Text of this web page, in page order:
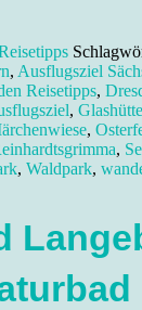
, Ausflugsziel
Reisetipps,
, Glashütte
,
,
, Waldpark,